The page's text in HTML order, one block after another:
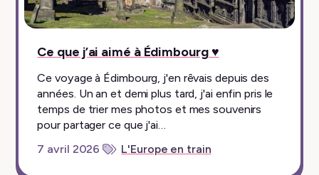
Ce que j’ai aimé à Édimbourg ♥︎
Ce voyage à Édimbourg, j'en rêvais depuis des
années. Un an et demi plus tard, j'ai enfin pris le
temps de trier mes photos et mes souvenirs
pour partager ce que j'ai…
7 avril 2026
L'Europe en train